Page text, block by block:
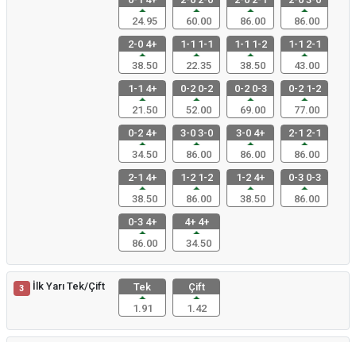
24.95
60.00
86.00
86.00
2-0 4+
38.50
1-1 1-1
22.35
1-1 1-2
38.50
1-1 2-1
43.00
1-1 4+
21.50
0-2 0-2
52.00
0-2 0-3
69.00
0-2 1-2
77.00
0-2 4+
34.50
3-0 3-0
86.00
3-0 4+
86.00
2-1 2-1
86.00
2-1 4+
38.50
1-2 1-2
86.00
1-2 4+
38.50
0-3 0-3
86.00
0-3 4+
86.00
4+ 4+
34.50
3 İlk Yarı Tek/Çift
Tek
1.91
Çift
1.42